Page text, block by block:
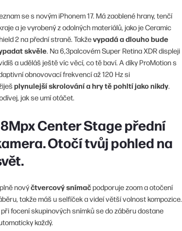
se s novým iPhonem 17. Má zaoblené hrany, tenčí
a je vyrobený z odolných materiálů, jako je Ceramic
2 na přední straně. Takževypadá a dlouho bude
skvěle. Na 6,3palcovém Super Retina XDR displeji
a uděláš ještě víc věcí, co tě baví. A díky ProMotion s
obnovovací frekvencí až 120 Hz si
plynulejší skrolování a hry tě pohltí jako nikdy.
jak se umí otáčet.
Center Stage přední
Otočí tvůj pohled na
novýčtvercový snímačpodporuje zoom a otočení
takže máš u selfíček a videí větší volnost kompozice.
focení skupinových snímků se do záběru dostane
každý.